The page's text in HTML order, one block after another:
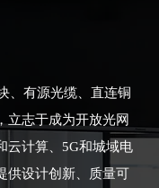
、有源光缆、直连铜
立志于成为开放光网
云计算、5G和城域电
供设计创新、质量可